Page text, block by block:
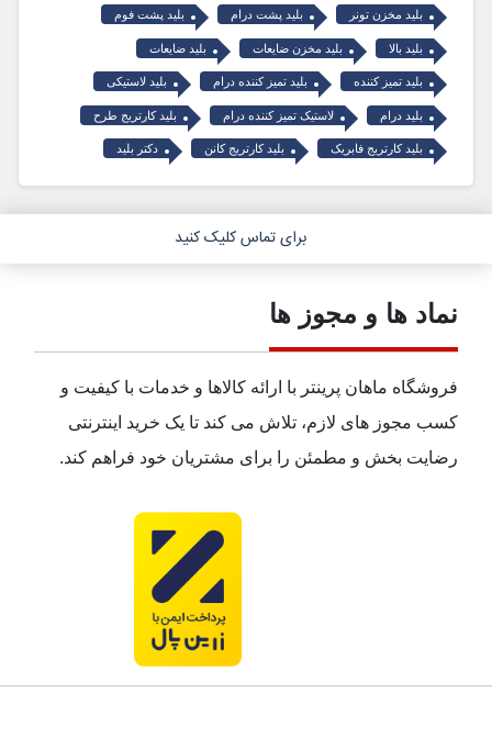
بلید مخزن تونر بلید پشت درام بلید پشت فوم
بلید بالا بلید مخزن ضایعات بلید ضایعات
بلید تمیز کننده بلید تمیز کننده درام بلید لاستیکی
بلید درام لاستیک تمیز کننده درام بلید کارتریج طرح
بلید کارتریج فابریک بلید کارتریج کانن دکتر بلید
برای تماس کلیک کنید
نماد ها و مجوز ها
فروشگاه ماهان پرینتر با ارائه کالاها و خدمات با کیفیت و
کسب مجوز های لازم، تلاش می کند تا یک خرید اینترنتی
رضایت بخش و مطمئن را برای مشتریان خود فراهم کند.